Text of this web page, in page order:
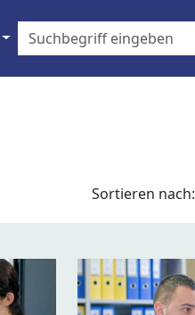
Sortieren nach: